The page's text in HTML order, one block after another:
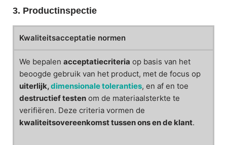
3. Productinspectie
Kwaliteitsacceptatie normen
We bepalen acceptatiecriteria op basis van het
beoogde gebruik van het product, met de focus op
uiterlijk,dimensionale toleranties, en af en toe
destructief testen om de materiaalsterkte te
verifiëren. Deze criteria vormen de
kwaliteitsovereenkomst tussen ons en de klant.